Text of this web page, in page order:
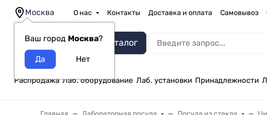
Москва
Ваш город Москва?
О нас Контакты Доставка и оплата Самовывоз
Каталог
Распродажа Лаб. оборудование Лаб. установки Принадлежности